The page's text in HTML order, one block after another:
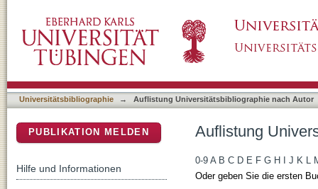
Universitätsbibliographie → Auflistung Universitätsbibliographie nach Autor
Auflistung
0-9 A B C D E F G H J K L
Oder geben Sie die ersten
PUBLIKATION MELDEN
Hilfe und Informationen